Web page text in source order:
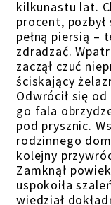
kilkunastu lat.
procent,
pełną piersią –
zdradzać.
zaczął czuć
ściskający
Odwrócił się
go fala
pod prysznic.
rodzinnego
kolejny
Zamknął
uspokoiła
wiedział